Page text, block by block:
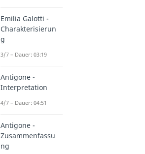
Emilia Galotti -
Charakterisierun
g
3/7 – Dauer: 03:19
Antigone -
Interpretation
4/7 – Dauer: 04:51
Antigone -
Zusammenfassu
ng